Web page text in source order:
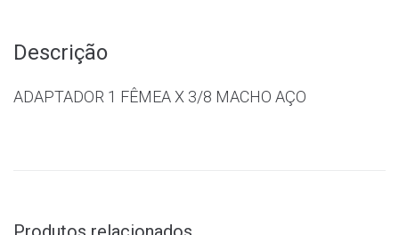
Descrição
ADAPTADOR 1 FÊMEA X 3/8 MACHO AÇO